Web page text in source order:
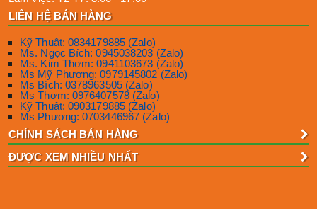
LIÊN HỆ BÁN HÀNG
Kỹ Thuật: 0834179885 (Zalo)
Ms. Ngọc Bích: 0945038203 (Zalo)
Ms. Kim Thơm: 0941103673 (Zalo)
Ms Mỹ Phương: 0979145802 (Zalo)
Ms Bích: 0378963505 (Zalo)
Ms Thơm: 0976407578 (Zalo)
Kỹ Thuật: 0903179885 (Zalo)
Ms Phương: 0703446967 (Zalo)
CHÍNH SÁCH BÁN HÀNG
ĐƯỢC XEM NHIỀU NHẤT